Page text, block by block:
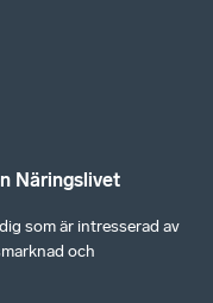
Näringslivet
som är intresserad av
och